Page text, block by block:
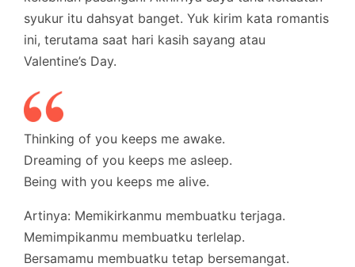
syukur itu dahsyat banget. Yuk kirim kata romantis
ini, terutama saat hari kasih sayang atau
Valentine’s Day.
Thinking of you keeps me awake.
Dreaming of you keeps me asleep.
Being with you keeps me alive.
Artinya: Memikirkanmu membuatku terjaga.
Memimpikanmu membuatku terlelap.
Bersamamu membuatku tetap bersemangat.